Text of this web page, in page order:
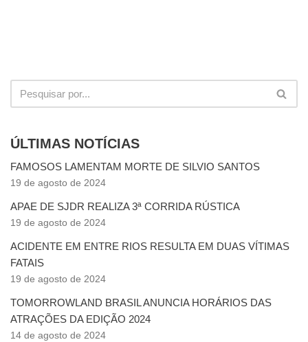
ÚLTIMAS NOTÍCIAS
FAMOSOS LAMENTAM MORTE DE SILVIO SANTOS
19 de agosto de 2024
APAE DE SJDR REALIZA 3ª CORRIDA RÚSTICA
19 de agosto de 2024
ACIDENTE EM ENTRE RIOS RESULTA EM DUAS VÍTIMAS
FATAIS
19 de agosto de 2024
TOMORROWLAND BRASIL ANUNCIA HORÁRIOS DAS
ATRAÇÕES DA EDIÇÃO 2024
14 de agosto de 2024